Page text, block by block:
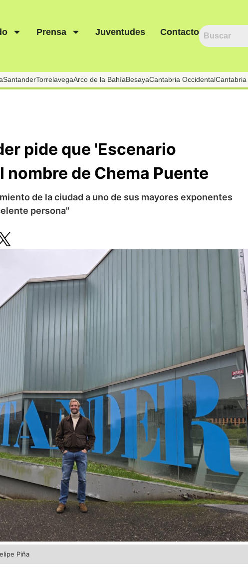
Prensa Juventudes Contacto
SantanderTorrelavegaArco de la BahíaBesayaCantabria Occidental
pide que 'Escenario
nombre de Chema Puente
de la ciudad a uno de sus mayores exponentes
persona"
Piña